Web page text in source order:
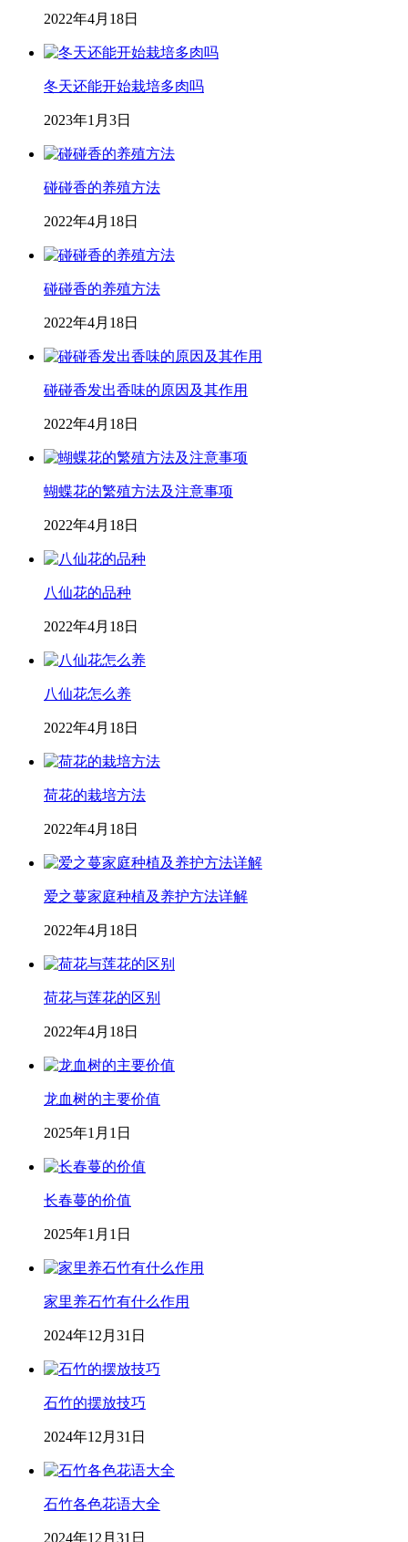
2022年4月18日
冬天还能开始栽培多肉吗
2023年1月3日
碰碰香的养殖方法
2022年4月18日
碰碰香的养殖方法
2022年4月18日
碰碰香发出香味的原因及其作用
2022年4月18日
蝴蝶花的繁殖方法及注意事项
2022年4月18日
八仙花的品种
2022年4月18日
八仙花怎么养
2022年4月18日
荷花的栽培方法
2022年4月18日
爱之蔓家庭种植及养护方法详解
2022年4月18日
荷花与莲花的区别
2022年4月18日
龙血树的主要价值
2025年1月1日
长春蔓的价值
2025年1月1日
家里养石竹有什么作用
2024年12月31日
石竹的摆放技巧
2024年12月31日
石竹各色花语大全
2024年12月31日